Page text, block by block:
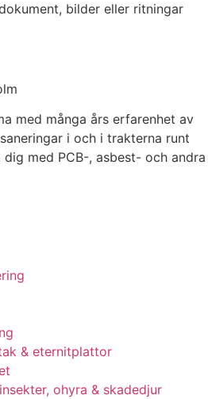
bilder eller ritningar
med många års erfarenhet av
i och i trakterna runt
med PCB-, asbest- och andra
& eternitplattor
ohyra & skadedjur